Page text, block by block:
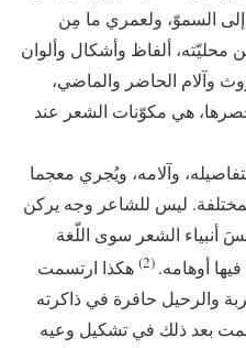
إلى السموّ، ولعمري ما مِن
ألفاظ وأشكال وألوان
وآلام الحاضر والماضي،
هي مكوّنات الشعر عند
وآلامه، ويُجري معجما
ليس للشاعر وجه يركن
أنبياء الشعر سوى اللّغة
أوهامه. (2)
هكذا ارتسمت
والرحيل حافرة في ذاكرته
بعد ذلك في تشكيل وعيه